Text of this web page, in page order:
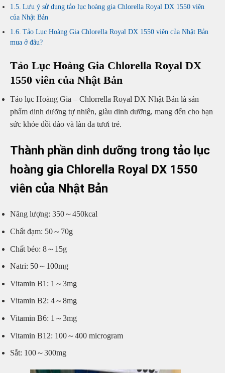
Lưu ý sử dụng tảo lục hoàng gia Chlorella Royal DX 1550 viên
của Nhật Bản
Tảo Lục Hoàng Gia Chlorella Royal DX 1550 viên của Nhật Bản
mua ở đâu?
Tảo Lục Hoàng Gia Chlorella Royal DX
1550 viên của Nhật Bản
Tảo lục Hoàng Gia – Chlorrella Royal DX Nhật Bản là sản
phẩm dinh dưỡng tự nhiên, giàu dinh dưỡng, mang đến cho bạn
sức khỏe dồi dào và làn da tươi trẻ.
Thành phần dinh dưỡng trong tảo lục
hoàng gia Chlorella Royal DX 1550
viên của Nhật Bản
Năng lượng: 350～450kcal
Chất đạm: 50～70g
Chất béo: 8～15g
Natri: 50～100mg
Vitamin B1: 1～3mg
Vitamin B2: 4～8mg
Vitamin B6: 1～3mg
Vitamin B12: 100～400 microgram
Sắt: 100～300mg